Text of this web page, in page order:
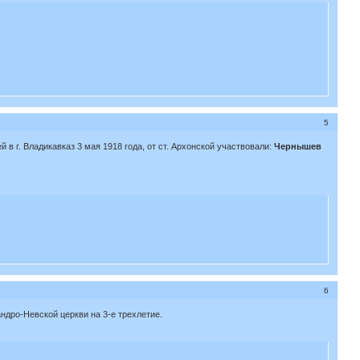
5
г. Владикавказ 3 мая 1918 года, от ст. Архонской участвовали: Чернышев
6
Невской церкви на 3-е трехлетие.